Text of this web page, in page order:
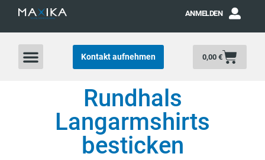
ANMELDEN
Kontakt aufnehmen 0,00 €
Rundhals
Langarmshirts
besticken